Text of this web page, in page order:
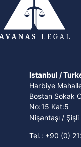
Istanbul /
Harbiye
Bostan Sokak
No:15 Kat:5
Nişantaşı /
Tel.: +90 (0)